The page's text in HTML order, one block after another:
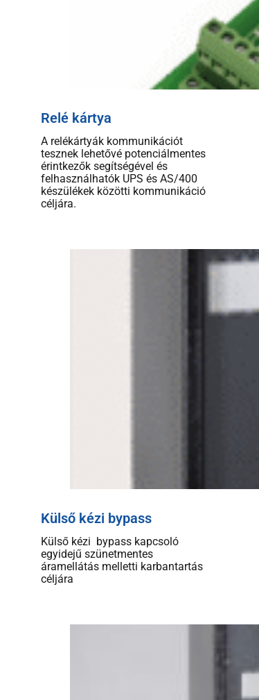
Relé kártya
A relékártyák kommunikációt
tesznek lehetővé potenciálmentes
érintkezők segítségével és
felhasználhatók UPS és AS/400
készülékek közötti kommunikáció
céljára.
Külső kézi bypass
Külső kézi bypass kapcsoló
egyidejű szünetmentes
áramellátás melletti karbantartás
céljára